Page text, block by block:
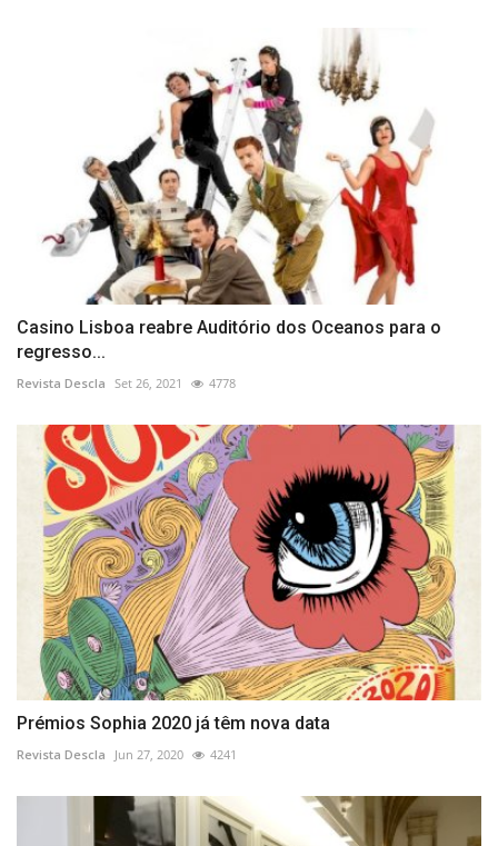
Casino Lisboa reabre Auditório dos Oceanos para o
regresso...
Revista Descla Set 26, 2021 4778
Prémios Sophia 2020 já têm nova data
Revista Descla Jun 27, 2020 4241